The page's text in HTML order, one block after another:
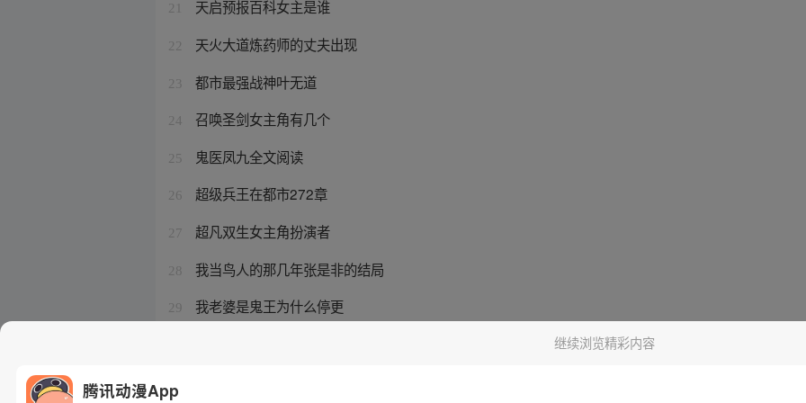
21 天启预报百科女主是谁
22 天火大道炼药师的丈夫出现
23 都市最强战神叶无道
24 召唤圣剑女主角有几个
25 鬼医凤九全文阅读
26 超级兵王在都市272章
27 超凡双生女主角扮演者
28 我当鸟人的那几年张是非的结局
29 我老婆是鬼王为什么停更
继续浏览精彩内容
腾讯动漫App